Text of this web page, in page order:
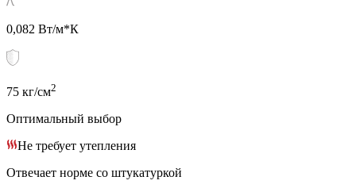
0,082 Вт/м*К
75 кг/см2
Оптимальный выбор
Не требует утепления
Отвечает норме со штукатуркой